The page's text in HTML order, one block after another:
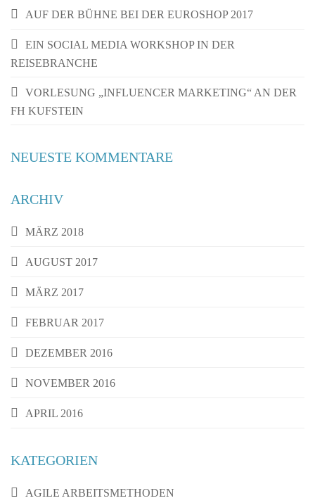
AUF DER BÜHNE BEI DER EUROSHOP 2017
EIN SOCIAL MEDIA WORKSHOP IN DER
REISEBRANCHE
VORLESUNG „INFLUENCER MARKETING“ AN DER
FH KUFSTEIN
NEUESTE KOMMENTARE
ARCHIV
MÄRZ 2018
AUGUST 2017
MÄRZ 2017
FEBRUAR 2017
DEZEMBER 2016
NOVEMBER 2016
APRIL 2016
KATEGORIEN
AGILE ARBEITSMETHODEN